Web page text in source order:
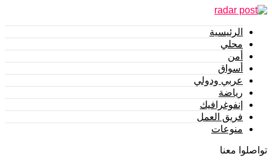
الرئيسية
محلي
أمن
أسواق
عربي ودولي
رياضة
إنفوغرافيك
فريق العمل
منوعات
تواصلوا معنا